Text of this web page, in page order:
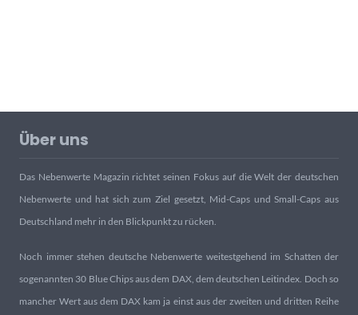
Über uns
Das Nebenwerte Magazin richtet seinen Fokus auf die Welt der deutschen
Nebenwerte und hat sich zum Ziel gesetzt, Mid-Caps und Small-Caps aus
Deutschland mehr in den Blickpunkt zu rücken.
Noch immer stehen deutsche Nebenwerte weitestgehend im Schatten der
sogenannten 30 Blue Chips aus dem DAX, dem deutschen Leitindex. Doch so
mancher Wert aus dem DAX kam ja einst aus der zweiten und dritten Reihe